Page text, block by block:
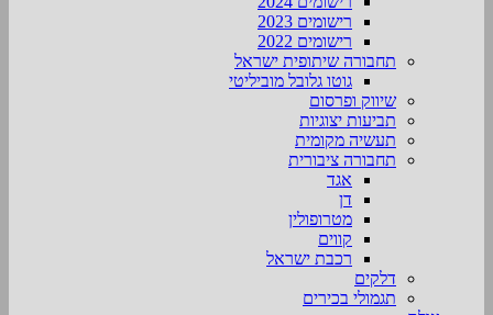
רישומים 2023
רישומים 2022
תחבורה שיתופית ישראל
גוטו גלובל מוביליטי
שיווק ופרסום
תביעות יצוגיות
תעשיה מקומית
תחבורה ציבורית
אגד
דן
מטרופולין
קווים
רכבת ישראל
דלקים
תגמולי בכירים